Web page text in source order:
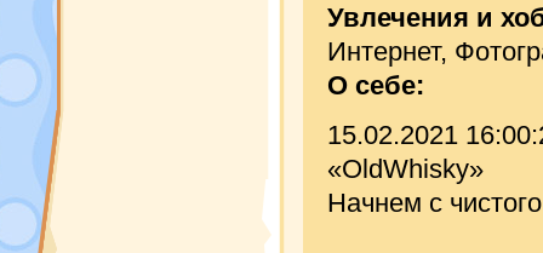
Увлечения и
Интернет,
О себе:
15.02.2021
«OldWhisky»
Начнем с